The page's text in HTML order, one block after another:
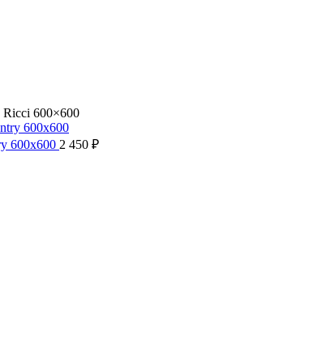
600×600
600x600 2 450 ₽